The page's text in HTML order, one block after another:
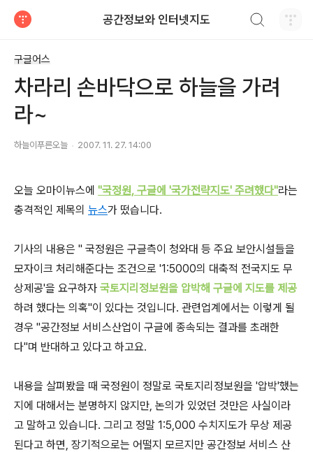
공간정보와 인터넷지도
구글어스
차라리 손바닥으로 하늘을 가려
라~
하늘이푸른오늘 2007. 11. 27. 14:00
오늘 오마이뉴스에 "국정원, 구글에 '국가전략지도' 주려했다"라는
충격적인 제목의 뉴스가 떴습니다.
기사의 내용은 " 국정원은 구글측이 청와대 등 주요 보안시설들을
모자이크 처리해준다는 조건으로 '1:5000의 대축적 전국지도 무
상제공'을 요구하자 국토지리정보원을 압박해 구글에 지도를 제공
하려 했다는 의혹"이 있다는 것입니다. 관련업계에서는 이렇게 될
경우 "공간정보 서비스산업이 구글에 종속되는 결과를 초래한
다"며 반대하고 있다고 하고요.
내용을 살펴봤을 때 국정원이 정말로 국토지리정보원을 '압박'했는
지에 대해서는 분명하지 않지만, 논의가 있었던 것만은 사실이라
고 말하고 있습니다. 그리고 정말 1:5,000 수치지도가 무상 제공
된다고 하면, 장기적으로는 어떨지 모르지만 공간정보 서비스 산